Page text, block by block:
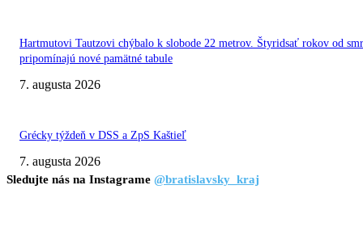
Hartmutovi Tautzovi chýbalo k slobode 22 metrov. Štyridsať rokov od
pripomínajú nové pamätné tabule
7. augusta 2026
Grécky týždeň v DSS a ZpS Kaštieľ
7. augusta 2026
Sledujte nás na Instagrame @bratislavsky_kraj